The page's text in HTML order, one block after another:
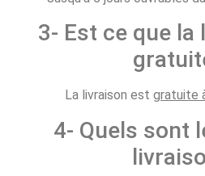
3- Est ce que
La livraison est gratuite
4- Quels sont